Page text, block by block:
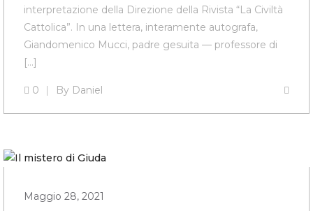
interpretazione della Direzione della Rivista “La Civiltà
Cattolica”. In una lettera, interamente autografa,
Giandomenico Mucci, padre gesuita — professore di
[…]
0 By Daniel
Maggio 28, 2021